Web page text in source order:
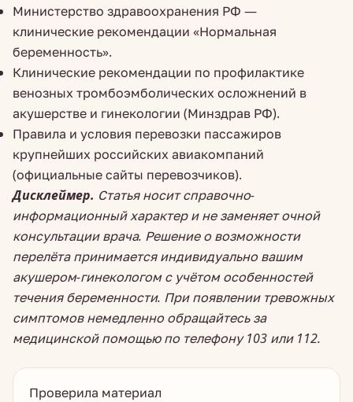
Министерство здравоохранения РФ —
клинические рекомендации «Нормальная
беременность».
Клинические рекомендации по профилактике
венозных тромбоэмболических осложнений в
акушерстве и гинекологии (Минздрав РФ).
Правила и условия перевозки пассажиров
крупнейших российских авиакомпаний
(официальные сайты перевозчиков).
Дисклеймер. Статья носит справочно-
информационный характер и не заменяет очной
консультации врача. Решение о возможности
перелёта принимается индивидуально вашим
акушером-гинекологом с учётом особенностей
течения беременности. При появлении тревожных
симптомов немедленно обращайтесь за
медицинской помощью по телефону 103 или 112.
Проверила материал